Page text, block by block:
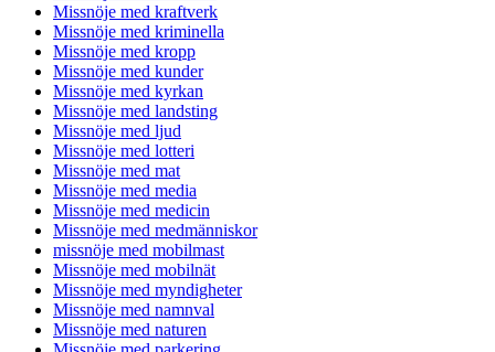
Missnöje med kraftverk
Missnöje med kriminella
Missnöje med kropp
Missnöje med kunder
Missnöje med kyrkan
Missnöje med landsting
Missnöje med ljud
Missnöje med lotteri
Missnöje med mat
Missnöje med media
Missnöje med medicin
Missnöje med medmänniskor
missnöje med mobilmast
Missnöje med mobilnät
Missnöje med myndigheter
Missnöje med namnval
Missnöje med naturen